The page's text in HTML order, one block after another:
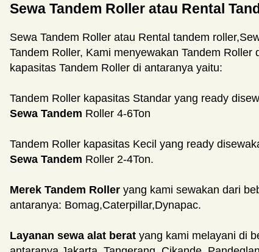
Sewa Tandem Roller atau Rental
Sewa Tandem Roller atau Rental tandem
Tandem Roller, Kami menyewakan Tandem Roller
kapasitas Tandem Roller di antaranya yaitu:
Tandem Roller kapasitas Standar yang ready
Sewa Tandem Roller 4-6Ton
Tandem Roller kapasitas Kecil yang ready
Sewa Tandem Roller 2-4Ton.
Merek Tandem Roller yang kami sewakan dari
antaranya: Bomag,Caterpillar,Dynapac.
Layanan sewa alat berat yang kami melayani di